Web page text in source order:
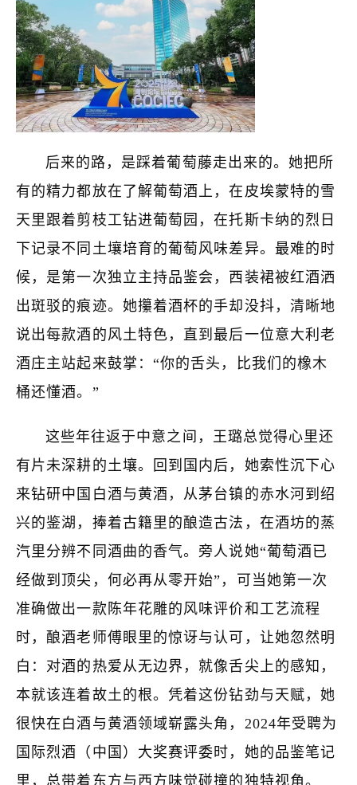
后来的路，是踩着葡萄藤走出来的。她把所
有的精力都放在了解葡萄酒上，在皮埃蒙特的雪
天里跟着剪枝工钻进葡萄园，在托斯卡纳的烈日
下记录不同土壤培育的葡萄风味差异。最难的时
候，是第一次独立主持品鉴会，西装裙被红酒洒
出斑驳的痕迹。她攥着酒杯的手却没抖，清晰地
说出每款酒的风土特色，直到最后一位意大利老
酒庄主站起来鼓掌：“你的舌头，比我们的橡木
桶还懂酒。”
这些年往返于中意之间，王璐总觉得心里还
有片未深耕的土壤。回到国内后，她索性沉下心
来钻研中国白酒与黄酒，从茅台镇的赤水河到绍
兴的鉴湖，捧着古籍里的酿造古法，在酒坊的蒸
汽里分辨不同酒曲的香气。旁人说她“葡萄酒已
经做到顶尖，何必再从零开始”，可当她第一次
准确做出一款陈年花雕的风味评价和工艺流程
时，酿酒老师傅眼里的惊讶与认可，让她忽然明
白：对酒的热爱从无边界，就像舌尖上的感知，
本就该连着故土的根。凭着这份钻劲与天赋，她
很快在白酒与黄酒领域崭露头角，2024年受聘为
国际烈酒（中国）大奖赛评委时，她的品鉴笔记
里，总带着东方与西方味觉碰撞的独特视角。